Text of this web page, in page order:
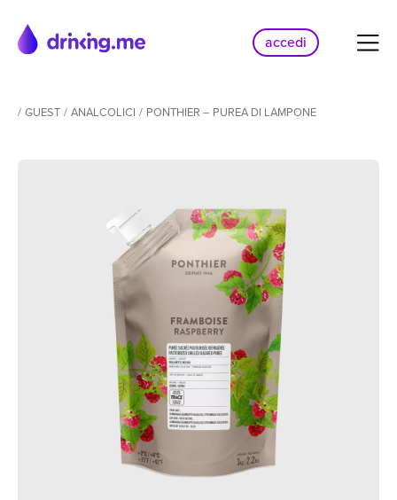
accedi
/ GUEST / ANALCOLICI / PONTHIER – PUREA DI LAMPONE